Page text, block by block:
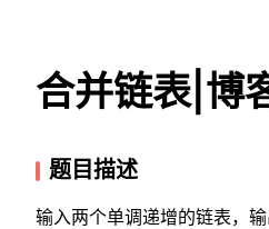
合并链表|博
题目描述
输入两个单调递增的链表，